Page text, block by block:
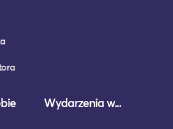
Wydarzenia w...